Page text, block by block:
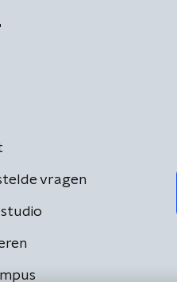
vragen